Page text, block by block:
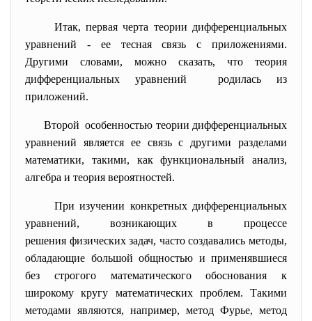
Итак, первая черта теории дифференциальных
уравнений - ее тесная связь с приложениями.
Другими словами, можно сказать, что теория
дифференциальных уравнений родилась из
приложений.
Второй особенностью теории дифференциальных
уравнений является ее связь с другими разделами
математики, такими, как функциональный анализ,
алгебра и теория вероятностей.
При изучении конкретных дифференциальных
уравнений, возникающих в процессе
решения физических задач, часто создавались методы,
обладающие большой общностью и применявшиеся
без строгого математического обоснования к
широкому кругу математических проблем. Такими
методами являются, например, метод Фурье, метод